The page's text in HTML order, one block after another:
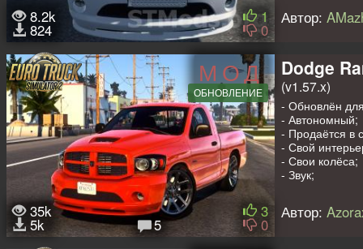
8.2k
824
1
0
На очереди
салоне. Если
Автор:
МОД
ОБНОВЛЕНИЕ
35k
5k 5
3
0
Dodge
(v1.57.x)
- Обновлён
- Автономный;
- Продаётся в
- Свой
- Свои колёса;
- Звук;
Автор: